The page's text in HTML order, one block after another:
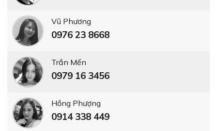
Vũ Phương
0976 23 8668
Trần Mến
0979 16 3456
Hồng Phượng
0914 338 449